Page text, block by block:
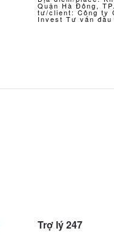
Quận Hà Đông,
tư/client: Công ty
Invest Tư vấn
Trợ lý 247